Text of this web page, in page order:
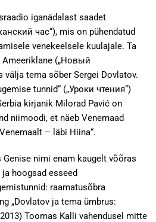
iganädalast saadet
час“), mis on pühendatud
venekeelsele kuulajale. Ta
(„Новый
välja tema sõber Sergei Dovlatov.
tunnid“ („Уроки чтения“)
kirjanik Milorad Pavić on
niimoodi, et näeb Venemaad
– läbi Hiina“.
nimi enam kaugelt võõras
hoogsad esseed
raamatusõbra
„Dovlatov ja tema ümbrus:
Toomas Kalli vahendusel mitte